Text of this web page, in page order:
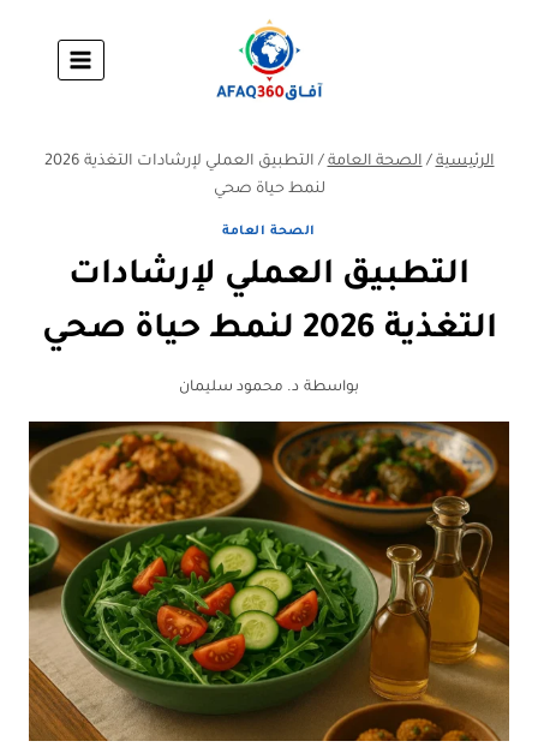
الرئيسية / الصحة العامة /
التطبيق العملي لإرشادات التغذية 2026
لنمط حياة صحي
الصحة العامة
التطبيق العملي لإرشادات
التغذية 2026 لنمط حياة صحي
بواسطة د. محمود سليمان